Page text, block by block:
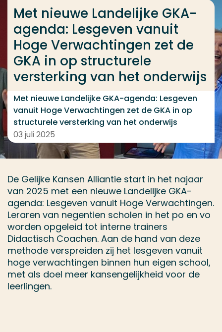
Ga direct naar de content
... > Met nieuwe Landelijke GKA-agenda:
Met nieuwe Landelijke GKA-
agenda: Lesgeven vanuit
Hoge Verwachtingen zet de
GKA in op structurele
versterking van het onderwijs
Met nieuwe Landelijke GKA-agenda: Lesgeven
vanuit Hoge Verwachtingen zet de GKA in op
structurele versterking van het onderwijs
03 juli 2025
De Gelijke Kansen Alliantie start in het najaar
van 2025 met een nieuwe Landelijke GKA-
agenda: Lesgeven vanuit Hoge Verwachtingen.
Leraren van negentien scholen in het po en vo
worden opgeleid tot interne trainers
Didactisch Coachen. Aan de hand van deze
methode verspreiden zij het lesgeven vanuit
hoge verwachtingen binnen hun eigen school,
met als doel meer kansengelijkheid voor de
leerlingen.
Veel gezocht
Contact